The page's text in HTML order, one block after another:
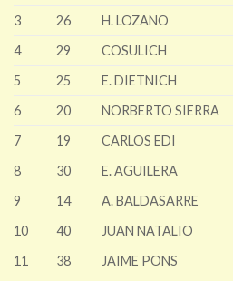
3
26 H. LOZANO
4
29 COSULICH
5
25 E. DIETNICH
6
20 NORBERTO SIERRA
7
19 CARLOS EDI
8
30 E. AGUILERA
9
14 A. BALDASARRE
10
40 JUAN NATALIO
11
38 JAIME PONS